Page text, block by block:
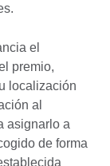
el
premio,
localización
al
asignarlo a
de forma